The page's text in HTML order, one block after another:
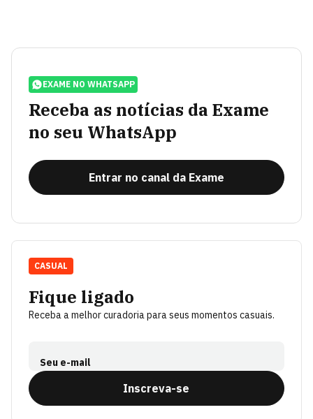
EXAME NO WHATSAPP
Receba as notícias da Exame
no seu WhatsApp
Entrar no canal da Exame
Fique ligado
Receba a melhor curadoria para seus momentos casuais.
Seu e-mail
Inscreva-se
CASUAL